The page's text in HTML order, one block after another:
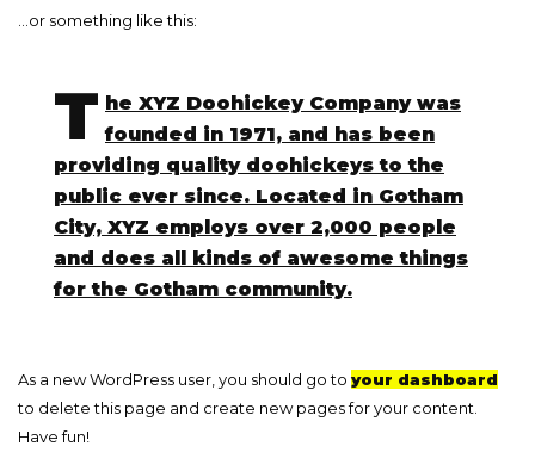
…or something like this:
T he XYZ Doohickey Company was
founded in 1971, and has been
providing quality doohickeys to the
public ever since. Located in Gotham
City, XYZ employs over 2,000 people
and does all kinds of awesome things
for the Gotham community.
As a new WordPress user, you should go to your dashboard
to delete this page and create new pages for your content.
Have fun!